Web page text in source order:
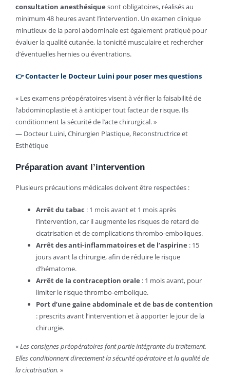
consultation anesthésique sont obligatoires, réalisés au
minimum 48 heures avant l’intervention. Un examen clinique
minutieux de la paroi abdominale est également pratiqué pour
évaluer la qualité cutanée, la tonicité musculaire et rechercher
d’éventuelles hernies ou éventrations.
👉Contacter le Docteur Luini pour poser mes questions
« Les examens préopératoires visent à vérifier la faisabilité de
l’abdominoplastie et à anticiper tout facteur de risque. Ils
conditionnent la sécurité de l’acte chirurgical. »
— Docteur Luini, Chirurgien Plastique, Reconstructrice et
Esthétique
Préparation avant l’intervention
Plusieurs précautions médicales doivent être respectées :
Arrêt du tabac : 1 mois avant et 1 mois après
l’intervention, car il augmente les risques de retard de
cicatrisation et de complications thrombo-emboliques.
Arrêt des anti-inflammatoires et de l’aspirine : 15
jours avant la chirurgie, afin de réduire le risque
d’hématome.
Arrêt de la contraception orale : 1 mois avant, pour
limiter le risque thrombo-embolique.
Port d’une gaine abdominale et de bas de contention
: prescrits avant l’intervention et à apporter le jour de la
chirurgie.
«Les consignes préopératoires font partie intégrante du traitement.
Elles conditionnent directement la sécurité opératoire et la qualité de
la cicatrisation. »